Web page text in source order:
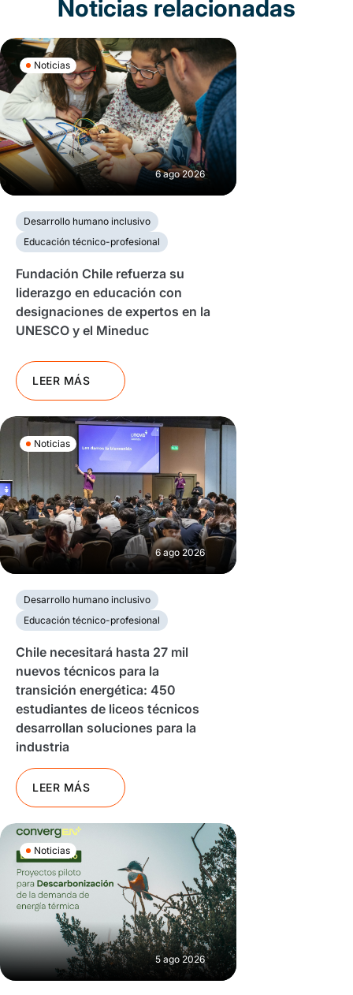
Noticias relacionadas
Noticias
6 ago 2026
Desarrollo humano inclusivo
Educación técnico-profesional
Fundación Chile refuerza su
liderazgo en educación con
designaciones de expertos en la
UNESCO y el Mineduc
LEER MÁS
Noticias
6 ago 2026
Desarrollo humano inclusivo
Educación técnico-profesional
Chile necesitará hasta 27 mil
nuevos técnicos para la
transición energética: 450
estudiantes de liceos técnicos
desarrollan soluciones para la
industria
LEER MÁS
Noticias
5 ago 2026